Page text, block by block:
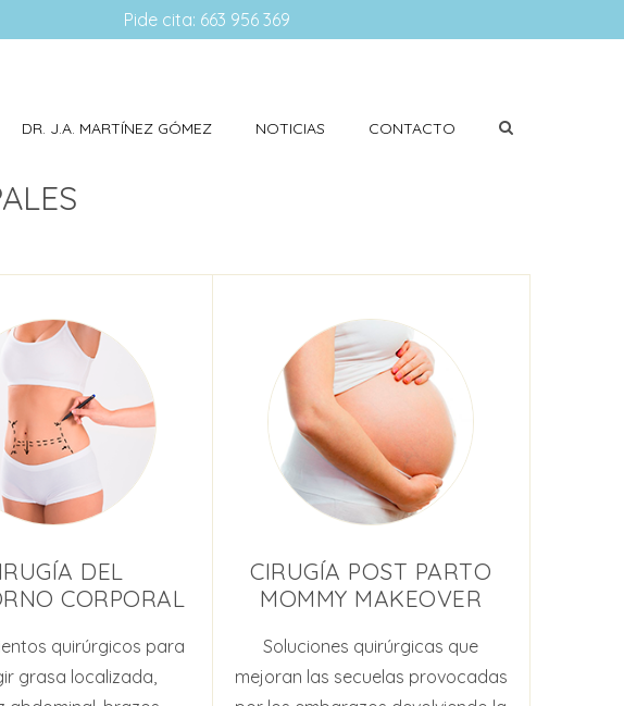
Pide cita: 663 956 369
DR. J.A. MARTÍNEZ GÓMEZ NOTICIAS CONTACTO
DEL
CORPORAL
quirúrgicos para
grasa localizada,
CIRUGÍA POST PARTO
MOMMY MAKEOVER
Soluciones quirúrgicas que
mejoran las secuelas provocadas